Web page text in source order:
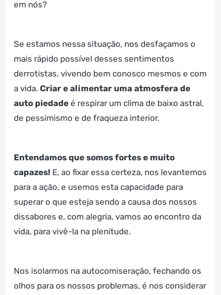
em nós?
Se estamos nessa situação, nos desfaçamos o
mais rápido possível desses sentimentos
derrotistas, vivendo bem conosco mesmos e com
a vida. Criar e alimentar uma atmosfera de
auto piedade é respirar um clima de baixo astral,
de pessimismo e de fraqueza interior.
Entendamos que somos fortes e muito
capazes! E, ao fixar essa certeza, nos levantemos
para a ação, e usemos esta capacidade para
superar o que esteja sendo a causa dos nossos
dissabores e, com alegria, vamos ao encontro da
vida, para vivê-la na plenitude.
Nos isolarmos na autocomiseração, fechando os
olhos para os nossos problemas, é nos considerar